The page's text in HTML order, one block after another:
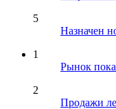
5
Назначен
1
Рынок
2
Продажи